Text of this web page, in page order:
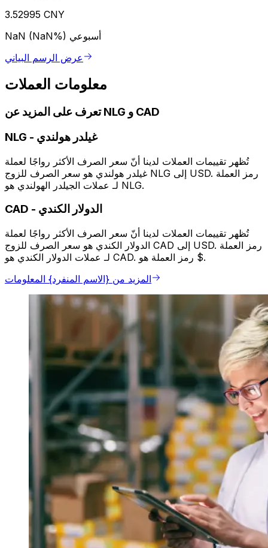
3.52995 CNY
NaN (NaN%) أسبوعي
عرض الرسم البياني
معلومات العملات
تعرف على المزيد عن NLG و CAD
NLG - غيلدر هولندي
تُظهر تقييمات العملات لدينا أنّ سعر الصرف الأكثر رواجًا لعملة
غيلدر هولندي هو سعر الصرف للزوج NLG إلى USD. رمز العملة
لـ عملات الجيلدر الهولندي هو NLG.
CAD - الدولار الكندي
تُظهر تقييمات العملات لدينا أنّ سعر الصرف الأكثر رواجًا لعملة
الدولار الكندي هو سعر الصرف للزوج CAD إلى USD. رمز العملة
لـ عملات الدولار الكندي هو CAD. رمز العملة هو $.
المزيد من {الاسم المنفرد} المعلومات